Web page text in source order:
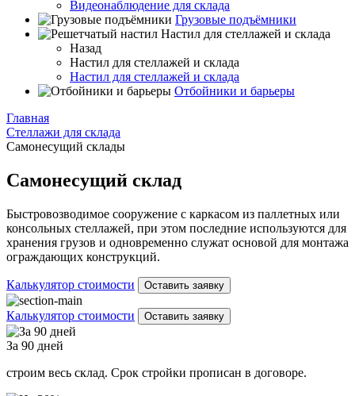
Видеонаблюдение для склада
Грузовые подъёмники
Настил для стеллажей и склада
Назад
Настил для стеллажей и склада
Настил для стеллажей и склада
Отбойники и барьеры
Главная
Стеллажи для склада
Самонесущий склады
Самонесущий склад
Быстровозводимое сооружение с каркасом из паллетных или
консольных стеллажей, при этом последние используются для
хранения грузов и одновременно служат основой для монтажа
ограждающих конструкций.
Калькулятор стоимости Оставить заявку
Калькулятор стоимости Оставить заявку
За 90 дней
строим весь склад. Срок стройки прописан в договоре.